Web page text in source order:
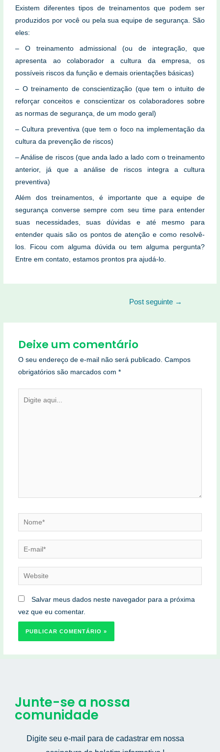
Existem diferentes tipos de treinamentos que podem ser
produzidos por você ou pela sua equipe de segurança. São
eles:
– O treinamento admissional (ou de integração, que
apresenta ao colaborador a cultura da empresa, os
possíveis riscos da função e demais orientações básicas)
– O treinamento de conscientização (que tem o intuito de
reforçar conceitos e conscientizar os colaboradores sobre
as normas de segurança, de um modo geral)
– Cultura preventiva (que tem o foco na implementação da
cultura da prevenção de riscos)
– Análise de riscos (que anda lado a lado com o treinamento
anterior, já que a análise de riscos integra a cultura
preventiva)
Além dos treinamentos, é importante que a equipe de
segurança converse sempre com seu time para entender
suas necessidades, suas dúvidas e até mesmo para
entender quais são os pontos de atenção e como resolvê-
los. Ficou com alguma dúvida ou tem alguma pergunta?
Entre em contato, estamos prontos pra ajudá-lo.
Post seguinte →
Deixe um comentário
O seu endereço de e-mail não será publicado. Campos
obrigatórios são marcados com *
Salvar meus dados neste navegador para a próxima
vez que eu comentar.
Junte-se a nossa
comunidade
Digite seu e-mail para de cadastrar em nossa